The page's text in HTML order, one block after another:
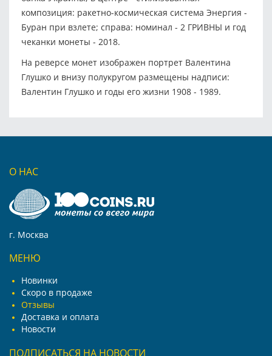
композиция: ракетно-космическая система Энергия -
Буран при взлете; справа: номинал - 2 ГРИВНЫ и год
чеканки монеты - 2018.
На реверсе монет изображен портрет Валентина
Глушко и внизу полукругом размещены надписи:
Валентин Глушко и годы его жизни 1908 - 1989.
О НАС
г. Москва
МЕНЮ
Новинки
Скоро в продаже
Отзывы
Доставка и оплата
Новости
ПОДПИСАТЬСЯ НА НОВОСТИ